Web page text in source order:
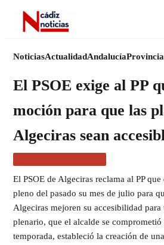
NoticiasActualidadAndalucía
El PSOE exige al PP
moción para que las
Algeciras sean
El PSOE de Algeciras reclama al PP
pleno del pasado su mes de julio para
Algeciras mejoren su accesibilidad para
plenario, que el alcalde se
temporada, estableció la creación de